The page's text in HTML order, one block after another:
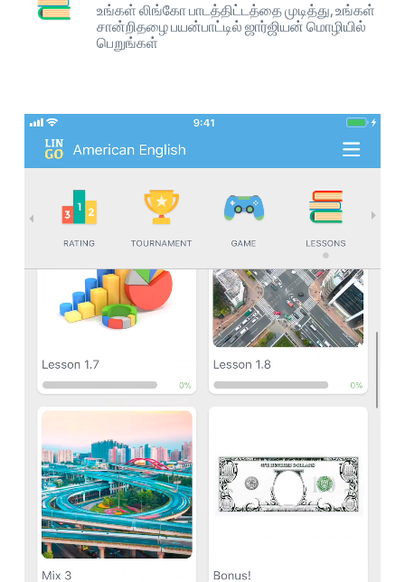
உங்கள் லிங்கோ பாடத்திட்டத்தை முடித்து, உங்கள்
சான்றிதழை பயன்பாட்டில் ஜார்ஜியன் மொழியில்
பெறுங்கள்